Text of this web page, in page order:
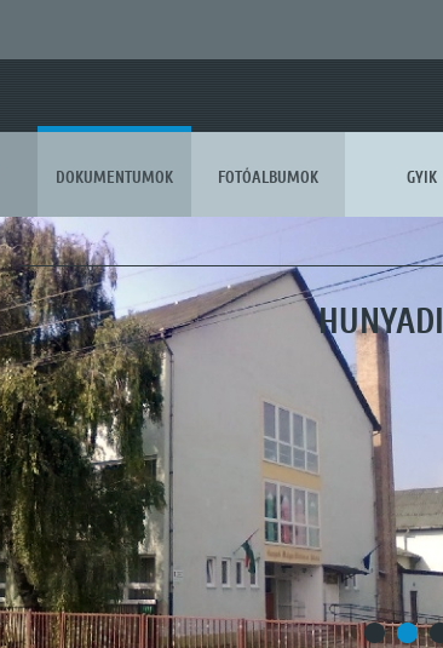
DOKUMENTUMOK FOTÓALBUMOK GYIK
KOSSUTH
HUNYADI
MÓRA
1 2